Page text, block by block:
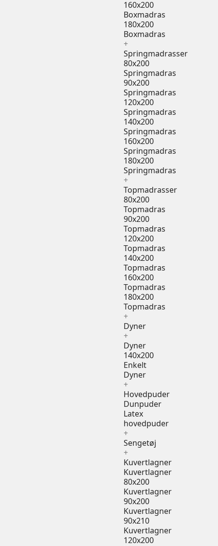
160x200
Boxmadras
180x200
Boxmadras
+
Springmadrasser
80x200
Springmadras
90x200
Springmadras
120x200
Springmadras
140x200
Springmadras
160x200
Springmadras
180x200
Springmadras
+
Topmadrasser
80x200
Topmadras
90x200
Topmadras
120x200
Topmadras
140x200
Topmadras
160x200
Topmadras
180x200
Topmadras
+
Dyner
+
Dyner
140x200
Enkelt
Dyner
+
Hovedpuder
Dunpuder
Latex
hovedpuder
+
Sengetøj
+
Kuvertlagner
Kuvertlagner
80x200
Kuvertlagner
90x200
Kuvertlagner
90x210
Kuvertlagner
120x200